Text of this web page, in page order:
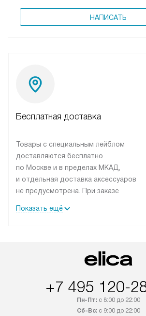
НАПИСАТЬ
Бесплатная доставка
Товары с специальным лейблом
доставляются бесплатно
по Москве и в пределах МКАД,
и отдельная доставка аксессуаров
не предусмотрена. При заказе
рекомендуем обсудить
быть отправлены покупателю
интересен товар «Под заказ»,
приобретения с менеджером сайта.
Показать ещё
+7 495 120-
Пн-Пт:с 8:00 до 22:00
Сб-Вс:с 9:00 до 22:00